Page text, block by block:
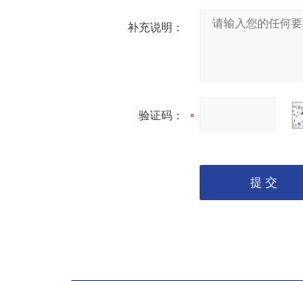
补充说明：
验证码：